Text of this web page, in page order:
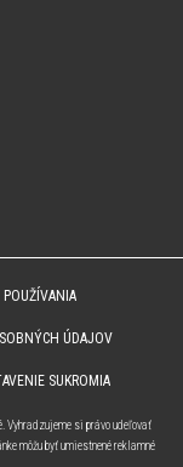
POUŽÍVANIA
ÚDAJOV
SUKROMIA
Vyhradzujeme si právo udeľovať
môžu byť umiestnené reklamné